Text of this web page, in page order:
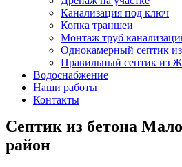
Канализация под ключ
Копка траншеи
Монтаж труб
Однокамерный септик
Правильный септик из
Водоснабжение
Наши работы
Контакты
Cептик из бетона
район